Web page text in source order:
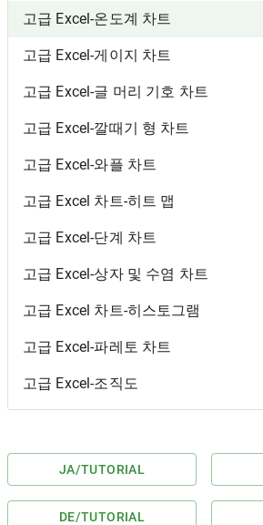
고급 Excel-온도계 차트
고급 Excel-게이지 차트
고급 Excel-글 머리 기호 차트
고급 Excel-깔때기 형 차트
고급 Excel-와플 차트
고급 Excel 차트-히트 맵
고급 Excel-단계 차트
고급 Excel-상자 및 수염 차트
고급 Excel 차트-히스토그램
고급 Excel-파레토 차트
고급 Excel-조직도
JA/TUTORIAL
DE/TUTORIAL